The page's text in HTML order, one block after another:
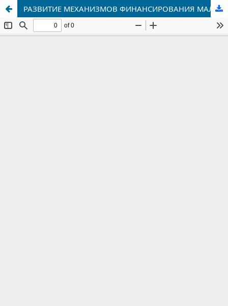
РАЗВИТИЕ МЕХАНИЗМОВ ФИНАНСИРОВАНИЯ МАЛОГО И СРЕДНЕГО БИЗНЕСА В КОММЕРЧЕСКИХ БАНКАХ С ИСПОЛЬЗОВАНИЕМ ФИНТЕХА И ИСКУССТВЕННОГО ИНТЕЛЛЕКТА